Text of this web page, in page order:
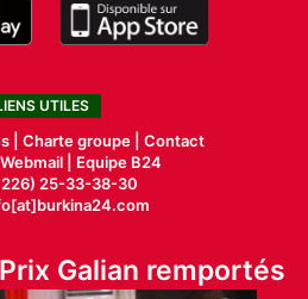
UTILES
| Charte groupe | Contact
Webmail |
Equipe B24
226) 25-33-38-30
Galian remportés